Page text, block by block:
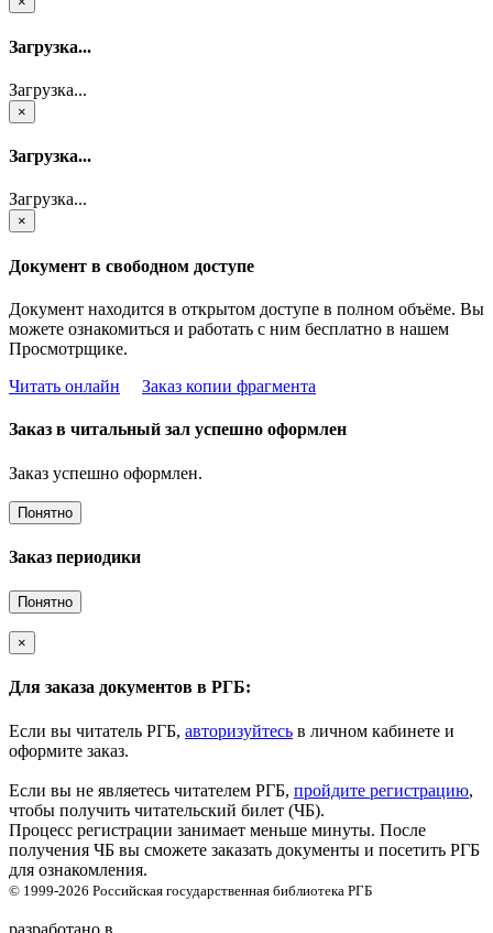
Загрузка...
Загрузка...
×
Загрузка...
Загрузка...
×
Документ в свободном доступе
Документ находится в открытом доступе в полном объёме. Вы
можете ознакомиться и работать с ним бесплатно в нашем
Просмотрщике.
Читать онлайн
Заказ копии фрагмента
Заказ в читальный зал успешно оформлен
Заказ успешно оформлен.
Понятно
Заказ периодики
Понятно
×
Для заказа документов в РГБ:
Если вы читатель РГБ, авторизуйтесь в личном кабинете и
оформите заказ.
Если вы не являетесь читателем РГБ, пройдите регистрацию,
чтобы получить читательский билет (ЧБ).
Процесс регистрации занимает меньше минуты. После
получения ЧБ вы сможете заказать документы и посетить РГБ
для ознакомления.
© 1999-2026 Российская государственная библиотека РГБ
разработано в